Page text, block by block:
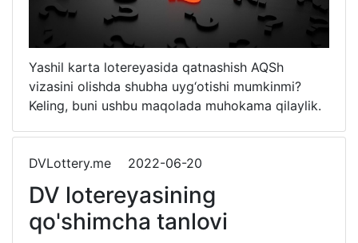
Yashil karta lotereyasida qatnashish AQSh
vizasini olishda shubha uyg‘otishi mumkinmi?
Keling, buni ushbu maqolada muhokama qilaylik.
DVLottery.me 2022-06-20
DV lotereyasining
qo'shimcha tanlovi